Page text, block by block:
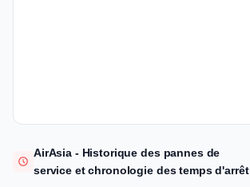
AirAsia - Historique des pannes de
service et chronologie des temps d'arrêt